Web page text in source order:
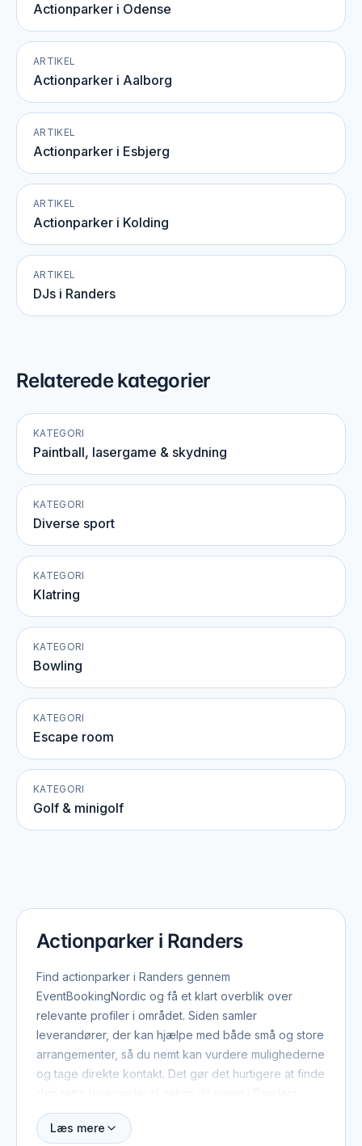
Actionparker i Odense
ARTIKEL
Actionparker i Aalborg
ARTIKEL
Actionparker i Esbjerg
ARTIKEL
Actionparker i Kolding
ARTIKEL
DJs i Randers
Relaterede kategorier
KATEGORI
Paintball, lasergame & skydning
KATEGORI
Diverse sport
KATEGORI
Klatring
KATEGORI
Bowling
KATEGORI
Escape room
KATEGORI
Golf & minigolf
Actionparker i Randers
Find actionparker i Randers gennem
EventBookingNordic og få et klart overblik over
relevante profiler i området. Siden samler
leverandører, der kan hjælpe med både små og store
arrangementer, så du nemt kan vurdere mulighederne
og tage direkte kontakt. Det gør det hurtigere at finde
Når du booker actionparker i Randers, er der typisk
Læs mere